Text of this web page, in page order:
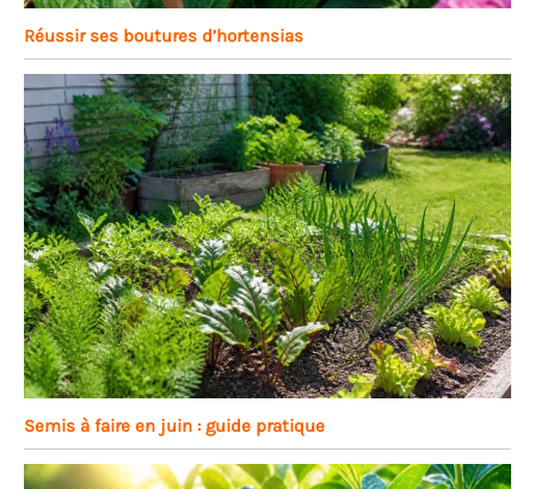
Réussir ses boutures d’hortensias
Semis à faire en juin : guide pratique